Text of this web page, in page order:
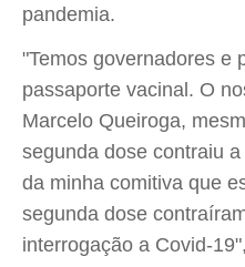
pandemia.
"Temos governadores e
passaporte vacinal. O
Marcelo Queiroga,
segunda dose contraiu
da minha comitiva que
segunda dose
interrogação a Covid-